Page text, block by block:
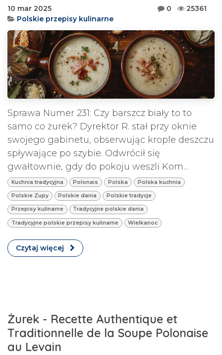
10 mar 2025 0
25361
Polskie przepisy kulinarne
Sprawa Numer 231: Czy barszcz biały to to
samo co żurek? Dyrektor R. stał przy oknie
swojego gabinetu, obserwując krople deszczu
spływające po szybie. Odwrócił się
gwałtownie, gdy do pokoju weszli Kom...
Kuchnia tradycyjna Polonais Polska Polska kuchnia
Polskie Zupy Polskie dania Polskie tradycje
Przepisy kulinarne Tradycyjne polskie dania
Tradycyjne polskie przepisy kulinarne Wielkanoc
Czytaj więcej
Żurek - Recette Authentique et
Traditionnelle de la Soupe Polonaise
au Levain